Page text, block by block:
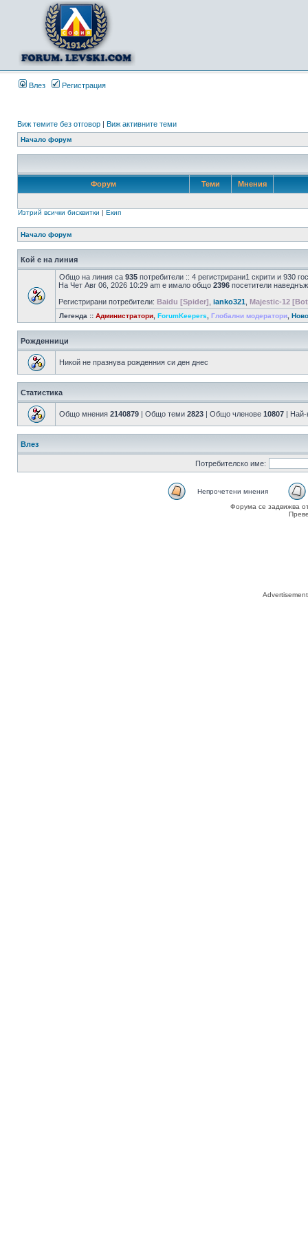
Влез Регистрация
Виж темите без отговор | Виж активните теми
Начало форум
Форум Теми Мнения
Изтрий всички бисквитки | Екип
Начало форум
Кой е на линия
Общо на линия са 935 потребители :: 4 регистрирани1 скрити и 930
На Чет Авг 06, 2026 10:29 am е имало общо 2396 посетители
Регистрирани потребители: Baidu [Spider] ianko321 Majestic-12
Легенда :: Администратори ForumKeepers Глобални модератори
Рожденници
Никой не празнува рожденния си ден днес
Статистика
Общо мнения 2140879 | Общо теми 2823 | Общо членове 10807 |
Влез
Потребителско име:
Непрочетени мнения
Форума се задвижва